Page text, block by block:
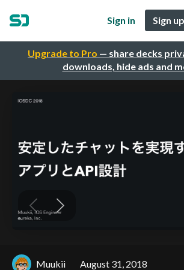
Upgrade to Pro — share decks
downloads, hide ads and
Sign in Sign
Muukii August 31, 2018